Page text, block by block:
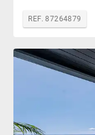
REF. 87264879